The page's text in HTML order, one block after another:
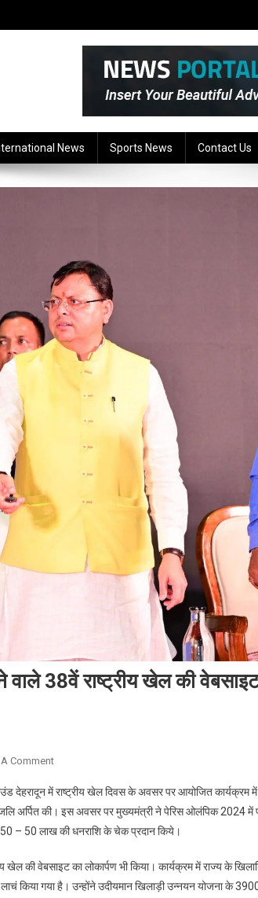
News Sports News Contact Us
38वें राष्ट्रीय खेल की
CommentOn
ने
उत्तराखंड
में
होने
वाले
देहरादून में राष्ट्रीय खेल दिवस के अवसर पर आयोजित कार्यक्रम
अर्पित की। इस अवसर पर मुख्यमंत्री ने पेरिस ओलंपिक 2024
50 – 50 लाख की धनराशि के चेक प्रदान किये।
की वेबसाइट का लोकार्पण भी किया। कार्यक्रम में राज्य के
किया गया है। उन्होंने उदीयमान खिलाड़ी उन्नयन योजना के